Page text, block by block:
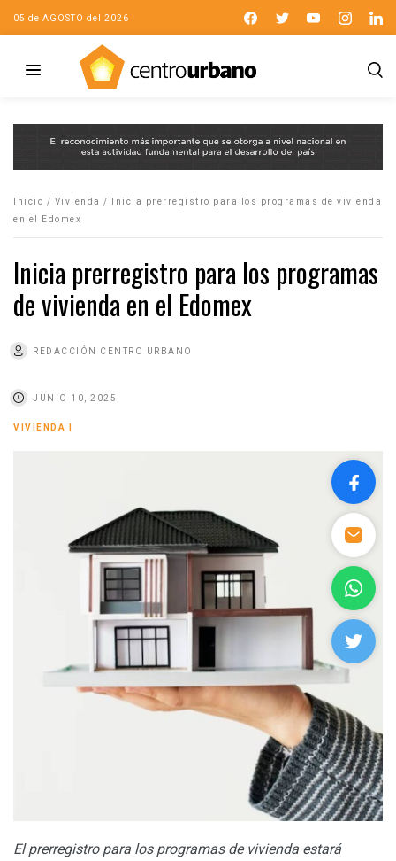
05 de AGOSTO del 2026
Inicio / Vivienda /
Inicia prerregistro para los programas de vivienda
en el Edomex
Inicia prerregistro para los programas
de vivienda en el Edomex
REDACCIÓN CENTRO URBANO
JUNIO 10, 2025
VIVIENDA
El prerregistro para los programas de vivienda estará